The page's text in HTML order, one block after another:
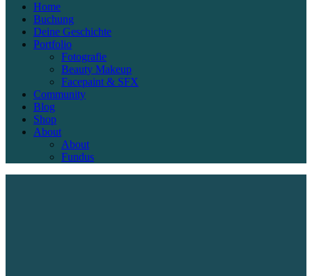
Home
Buchung
Deine Geschichte
Portfolio
Fotografie
Beauty Makeup
Facepaint & SFX
Community
Blog
Shop
About
About
Fundus